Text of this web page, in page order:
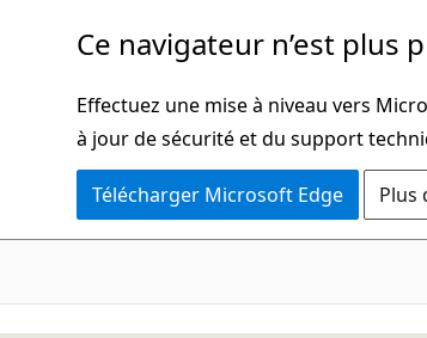
Ce navigateur n’est plus
Effectuez une mise à niveau vers
à jour de sécurité et du support
Télécharger Microsoft Edge Plus